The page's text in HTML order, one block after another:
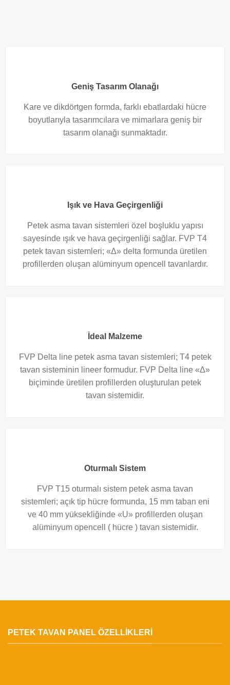
Geniş Tasarım Olanağı
Kare ve dikdörtgen formda, farklı ebatlardaki hücre
boyutlarıyla tasarımcılara ve mimarlara geniş bir
tasarım olanağı sunmaktadır.
Işık ve Hava Geçirgenliği
Petek asma tavan sistemleri özel boşluklu yapısı
sayesinde ışık ve hava geçirgenliği sağlar. FVP T4
petek tavan sistemleri; «Δ» delta formunda üretilen
profillerden oluşan alüminyum opencell tavanlardır.
İdeal Malzeme
FVP Delta line petek asma tavan sistemleri; T4 petek
tavan sisteminin lineer formudur. FVP Delta line «Δ»
biçiminde üretilen profillerden oluşturulan petek
tavan sistemidir.
Oturmalı Sistem
FVP T15 oturmalı sistem petek asma tavan
sistemleri; açık tip hücre formunda, 15 mm taban eni
ve 40 mm yüksekliğinde «U» profillerden oluşan
alüminyum opencell ( hücre ) tavan sistemidir.
PETEK TAVAN PANEL ÖZELLIKLERI